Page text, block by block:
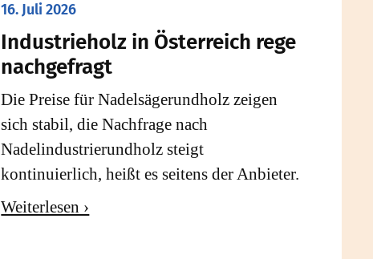
16. Juli 2026
Industrieholz in Österreich rege
nachgefragt
Die Preise für Nadelsägerundholz zeigen
sich stabil, die Nachfrage nach
Nadelindustrierundholz steigt
kontinuierlich, heißt es seitens der Anbieter.
Weiterlesen ›